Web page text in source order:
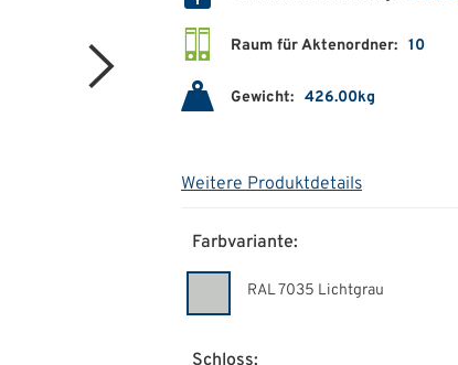
Raum für Aktenordner: 10
Gewicht: 426.00kg
Weitere Produktdetails
Farbvariante:
RAL 7035 Lichtgrau
Schloss: